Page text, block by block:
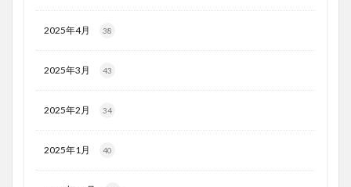
2025年4月 38
2025年3月 43
2025年2月 34
2025年1月 40